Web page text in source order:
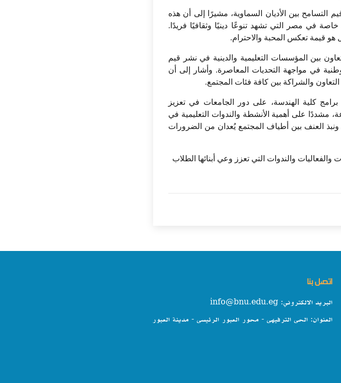
التسامح بين الأديان السماوية، مشيرًا إلى أن هذه
في مصر التي تشهد تنوعًا دينيًا وثقافيًا فريدًا.
قيمة تعكس المحبة والاحترام.
بين المؤسسات التعليمية والدينية في نشر قيم
في مواجهة التحديات المعاصرة. وأشار إلى أن
والشراكة بين كافة فئات المجتمع.
كلية الهندسة، على دور الجامعات في تعزيز
مشددًا على أهمية الأنشطة والندوات التعليمية في
العنف بين أطياف المجتمع يُعدان من الضرورات
والندوات التي تعزز وعي أبنائها الطلاب
اتصل بنا
البريد الالكتروني: info@bnu.edu.eg
العنوان: الحى الترفيهى - محور العبور الرئيسى - مدينة العبور